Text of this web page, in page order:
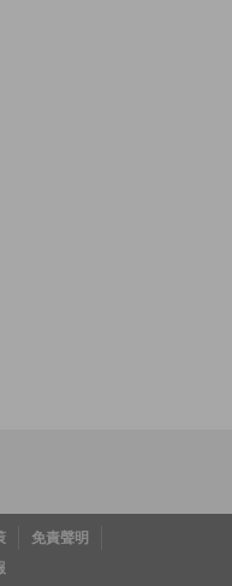
免責聲明